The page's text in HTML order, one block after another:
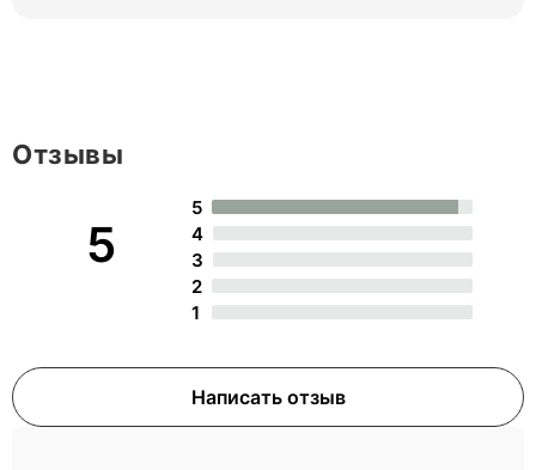
5
5
4
3
2
1
Написать отзыв
Отзывы